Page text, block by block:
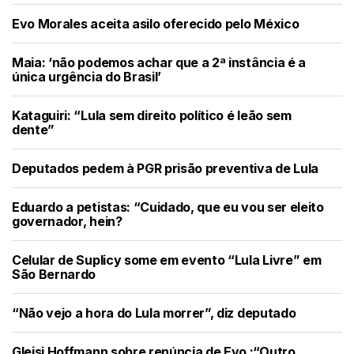
Evo Morales aceita asilo oferecido pelo México
Maia: ‘não podemos achar que a 2ª instância é a
única urgência do Brasil’
Kataguiri: “Lula sem direito político é leão sem
dente”
Deputados pedem à PGR prisão preventiva de Lula
Eduardo a petistas: “Cuidado, que eu vou ser eleito
governador, hein?
Celular de Suplicy some em evento “Lula Livre” em
São Bernardo
“Não vejo a hora do Lula morrer”, diz deputado